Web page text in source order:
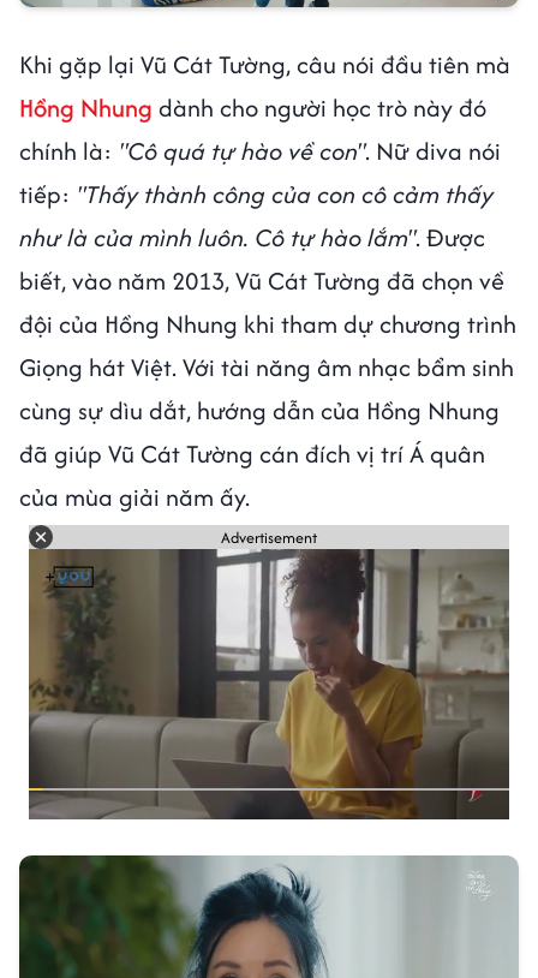
Khi gặp lại Vũ Cát Tường, câu nói đầu tiên mà
Hồng Nhung dành cho người học trò này đó
chính là: "Cô quá tự hào về con". Nữ diva nói
tiếp: "Thấy thành công của con cô cảm thấy
như là của mình luôn. Cô tự hào lắm". Được
biết, vào năm 2013, Vũ Cát Tường đã chọn về
đội của Hồng Nhung khi tham dự chương trình
Giọng hát Việt. Với tài năng âm nhạc bẩm sinh
cùng sự dìu dắt, hướng dẫn của Hồng Nhung
đã giúp Vũ Cát Tường cán đích vị trí Á quân
của mùa giải năm ấy.
Advertisement